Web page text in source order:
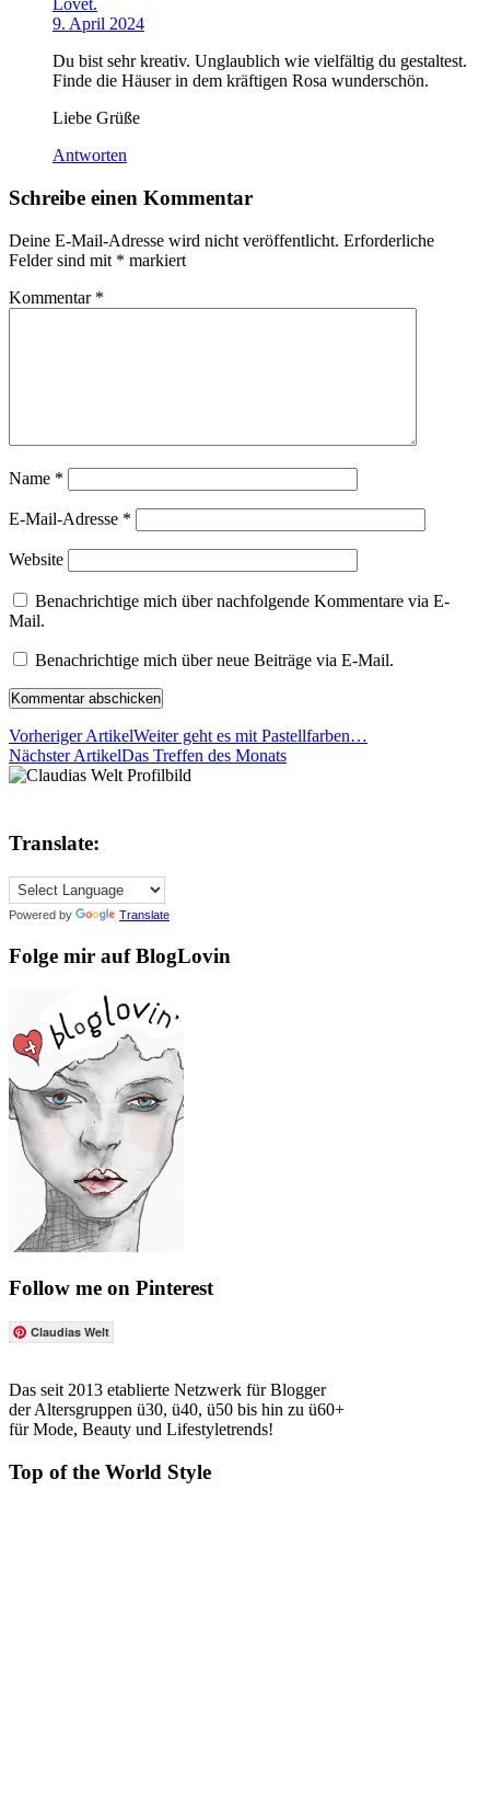
Lovet.
9. April 2024
Du bist sehr kreativ. Unglaublich wie vielfältig du gestaltest.
Finde die Häuser in dem kräftigen Rosa wunderschön.
Liebe Grüße
Antworten
Schreibe einen Kommentar
Deine E-Mail-Adresse wird nicht veröffentlicht. Erforderliche
Felder sind mit * markiert
Kommentar *
Name *
E-Mail-Adresse *
Website
Benachrichtige mich über nachfolgende Kommentare via E-
Mail.
Benachrichtige mich über neue Beiträge via E-Mail.
Vorheriger ArtikelWeiter geht es mit Pastellfarben…
Nächster ArtikelDas Treffen des Monats
Translate:
Powered by Translate
Folge mir auf BlogLovin
Follow me on Pinterest
Claudias Welt
Das seit 2013 etablierte Netzwerk für Blogger
der Altersgruppen ü30, ü40, ü50 bis hin zu ü60+
für Mode, Beauty und Lifestyletrends!
Top of the World Style